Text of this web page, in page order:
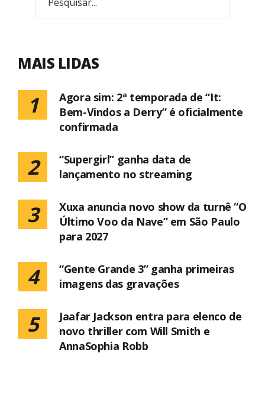
MAIS LIDAS
1
Agora sim: 2ª temporada de “It:
Bem-Vindos a Derry” é oficialmente
confirmada
2
“Supergirl” ganha data de
lançamento no streaming
3
Xuxa anuncia novo show da turnê “O
Último Voo da Nave” em São Paulo
para 2027
4
“Gente Grande 3” ganha primeiras
imagens das gravações
5
Jaafar Jackson entra para elenco de
novo thriller com Will Smith e
AnnaSophia Robb